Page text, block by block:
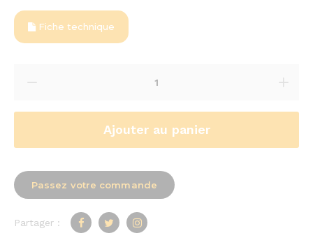
Fiche technique
Ajouter au panier
Passez votre commande
Partager :